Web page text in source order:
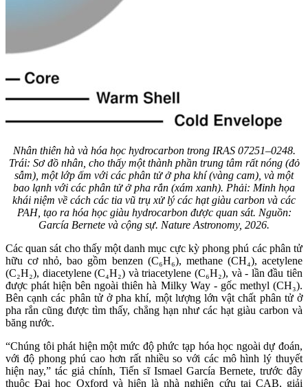
Nhân thiên hà và hóa học hydrocarbon trong IRAS 07251–0248.
Trái: Sơ đồ nhân, cho thấy một thành phần trung tâm rất nóng (đỏ
sẫm), một lớp ấm với các phân tử ở pha khí (vàng cam), và một
bao lạnh với các phân tử ở pha rắn (xám xanh). Phải: Minh họa
khái niệm về cách các tia vũ trụ xử lý các hạt giàu carbon và các
PAH, tạo ra hóa học giàu hydrocarbon được quan sát. Nguồn:
García Bernete và cộng sự. Nature Astronomy, 2026.
Các quan sát cho thấy một danh mục cực kỳ phong phú các phân tử
hữu cơ nhỏ, bao gồm benzen (C₆H₆), methane (CH₄), acetylene
(C₂H₂), diacetylene (C₄H₂) và triacetylene (C₆H₂), và - lần đầu tiên
được phát hiện bên ngoài thiên hà Milky Way - gốc methyl (CH₃).
Bên cạnh các phân tử ở pha khí, một lượng lớn vật chất phân tử ở
pha rắn cũng được tìm thấy, chẳng hạn như các hạt giàu carbon và
băng nước.
“Chúng tôi phát hiện một mức độ phức tạp hóa học ngoài dự đoán,
với độ phong phú cao hơn rất nhiều so với các mô hình lý thuyết
hiện nay,” tác giả chính, Tiến sĩ Ismael García Bernete, trước đây
thuộc Đại học Oxford và hiện là nhà nghiên cứu tại CAB, giải